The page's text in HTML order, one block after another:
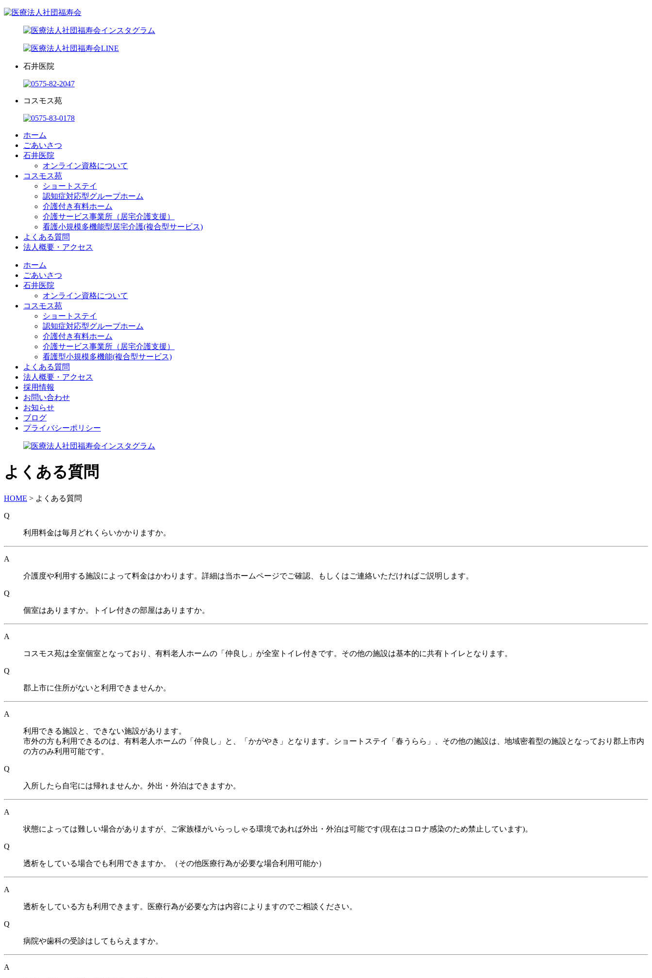
石井医院
コスモス苑
ホーム
ごあいさつ
石井医院
オンライン資格について
コスモス苑
ショートステイ
認知症対応型グループホーム
介護付き有料ホーム
介護サービス事業所（居宅介護支援）
看護小規模多機能型居宅介護(複合型サービス)
よくある質問
法人概要・アクセス
ホーム
ごあいさつ
石井医院
オンライン資格について
コスモス苑
ショートステイ
認知症対応型グループホーム
介護付き有料ホーム
介護サービス事業所（居宅介護支援）
看護型小規模多機能(複合型サービス)
よくある質問
法人概要・アクセス
採用情報
お問い合わせ
お知らせ
ブログ
プライバシーポリシー
よくある質問
HOME > よくある質問
Q
利用料金は毎月どれくらいかかりますか。
A
介護度や利用する施設によって料金はかわります。詳細は当ホームページでご確認、もしくはご連絡いただければご説明します。
Q
個室はありますか。トイレ付きの部屋はありますか。
A
コスモス苑は全室個室となっており、有料老人ホームの「仲良し」が全室トイレ付きです。その他の施設は基本的に共有トイレとなります。
Q
郡上市に住所がないと利用できませんか。
A
利用できる施設と、できない施設があります。
市外の方も利用できるのは、有料老人ホームの「仲良し」と、「かがやき」となります。ショートステイ「春うらら」、その他の施設は、地域密着型の施設となっており郡上市内
の方のみ利用可能です。
Q
入所したら自宅には帰れませんか。外出・外泊はできますか。
A
状態によっては難しい場合がありますが、ご家族様がいらっしゃる環境であれば外出・外泊は可能です(現在はコロナ感染のため禁止しています)。
Q
透析をしている場合でも利用できますか。（その他医療行為が必要な場合利用可能か）
A
透析をしている方も利用できます。医療行為が必要な方は内容によりますのでご相談ください。
Q
病院や歯科の受診はしてもらえますか。
A